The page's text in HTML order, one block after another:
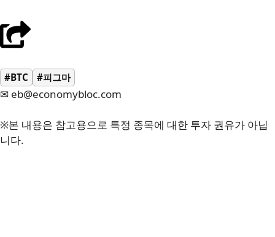
#BTC #피그마
✉ eb@economybloc.com
※본 내용은 참고용으로 특정 종목에 대한 투자 권유가 아닙
니다.